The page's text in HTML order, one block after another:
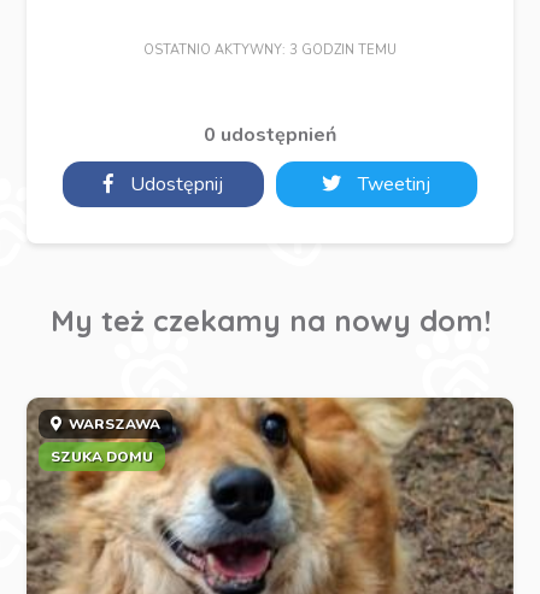
OSTATNIO AKTYWNY: 3 GODZIN TEMU
0 udostępnień
Udostępnij
Tweetinj
My też czekamy na nowy dom!
WARSZAWA
SZUKA DOMU